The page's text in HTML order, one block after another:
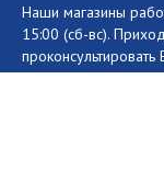
Наши магазины
15:00 (сб-вс).